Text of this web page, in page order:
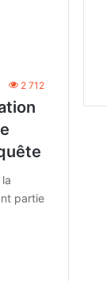
2 712
partie